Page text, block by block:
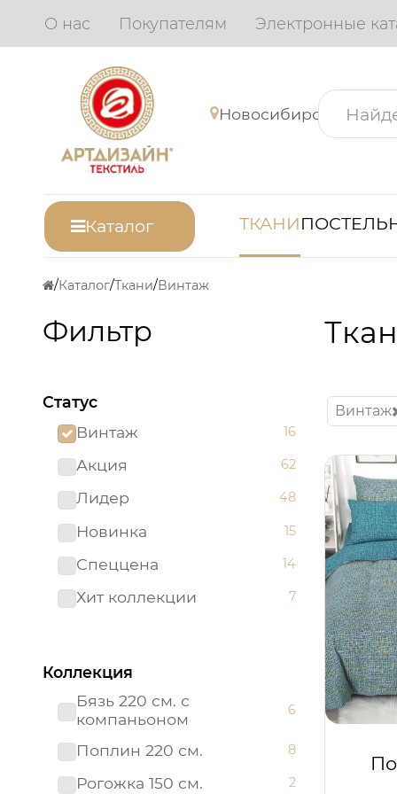
О нас Покупателям Электронные
Новосибирск
Каталог ТКАНИ
Каталог Ткани Винтаж
Фильтр
Статус
Винтаж
16
Акция 62
Лидер 48
Новинка 15
Спеццена 14
Хит коллекции 7
Коллекция
Бязь 220 см. с
компаньоном
6
Поплин 220 см. 8
Рогожка 150 см. 2
Винтаж